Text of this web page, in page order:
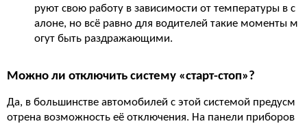
руют свою работу в зависимости от температуры в с
алоне, но всё равно для водителей такие моменты м
огут быть раздражающими.
Можно ли отключить систему «старт-стоп»?
Да, в большинстве автомобилей с этой системой предусм
отрена возможность её отключения. На панели приборов